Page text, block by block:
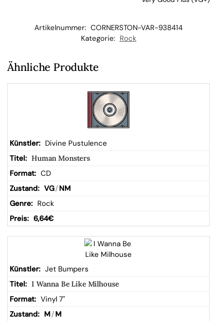
Artikelnummer: CORNERSTON-VAR-938414
Kategorie: Rock
Ähnliche Produkte
Divine Pustulence
Human Monsters
CD
VG/ NM
Rock
6,64€
Jet Bumpers
I Wanna Be Like Milhouse
Vinyl 7"
M/ M